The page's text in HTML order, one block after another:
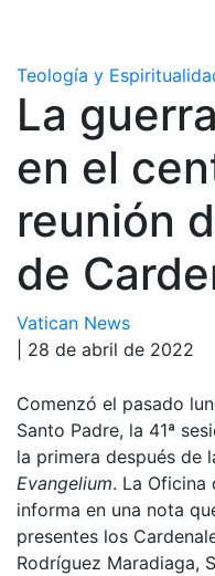
Teología y
La
en el
reunión
de
Vatican News
| 28 de abril de 2022
Comenzó el pasado
Santo Padre, la 41ª
la primera después de
Evangelium. La Oficina
informa en una nota
presentes los
Rodríguez Maradiaga,